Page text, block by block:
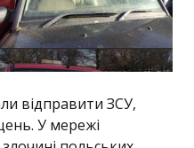
відправити ЗСУ,
У мережі